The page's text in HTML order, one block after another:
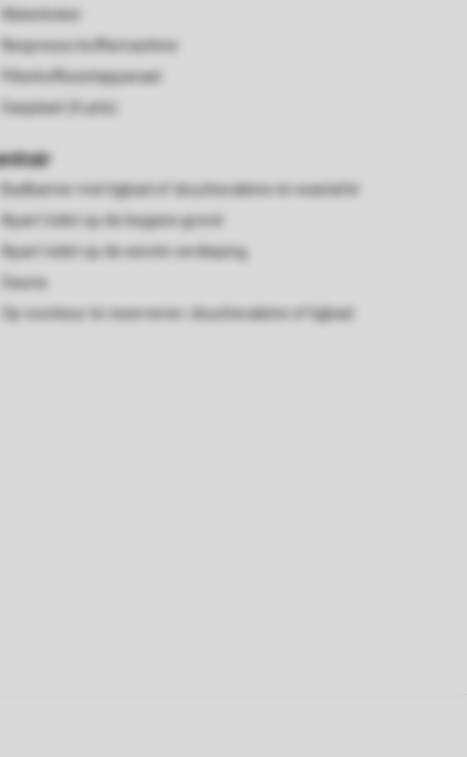
Waterkoker
Nespresso koffiemachine
Filterkoffiezetapparaat
Gasplaat (4-pits)
Badkamer met ligbad of douchecabine en wastafel
Apart toilet op de begane grond
Apart toilet op de eerste verdieping
Sauna
Op voorkeur te reserveren: douchecabine of ligbad